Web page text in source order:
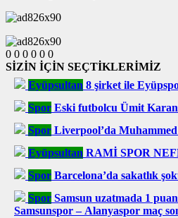
0 0 0 0 0 0
SİZİN İÇİN SEÇTİKLERİMİZ
Eyüpsultan 8 şirket ile
Spor Eski futbolcu Ümit
Spor Liverpool’da
Eyüpsultan RAMİ SPOR
Spor Barcelona’da sakatlık
Spor Samsun uzatmada 1
Samsunspor – Alanyaspor maç